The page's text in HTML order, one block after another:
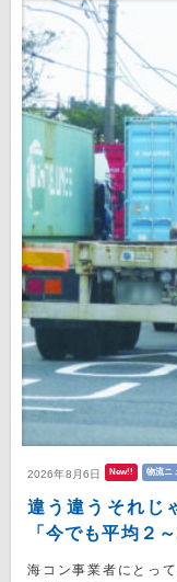
2026年8月6日 New!! 物流ニ
違う違うそれ
「今でも平均２
海コン事業者にとっ